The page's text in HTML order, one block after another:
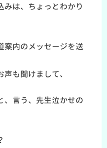
みは、ちょっとわかり
案内のメッセージを送
も聞けまして、
、言う、先生泣かせの